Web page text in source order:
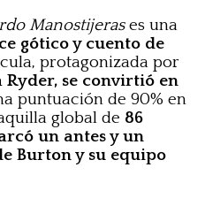
Manostijerases una
gótico y cuento de
protagonizada por
se convirtió en
puntuación de 90% en
global de 86
un antes y un
Burton y su equipo